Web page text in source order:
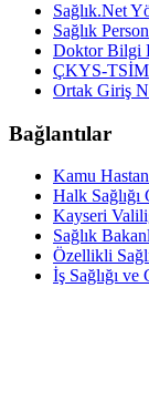
Sağlık.Net
Sağlık
Doktor Bilgi
ÇKYS-TSİM
Ortak Giriş
Bağlantılar
Kamu
Halk
Kayseri
Sağlık
Özellikli
İş Sağlığı